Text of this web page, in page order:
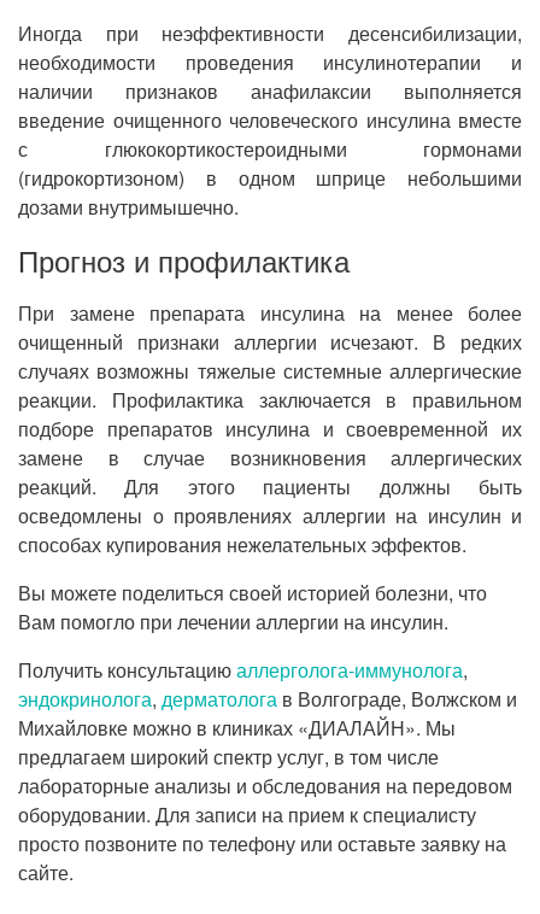
Иногда при неэффективности десенсибилизации,
необходимости проведения инсулинотерапии и
наличии признаков анафилаксии выполняется
введение очищенного человеческого инсулина вместе
с глюкокортикостероидными гормонами
(гидрокортизоном) в одном шприце небольшими
дозами внутримышечно.
Прогноз и профилактика
При замене препарата инсулина на менее более
очищенный признаки аллергии исчезают. В редких
случаях возможны тяжелые системные аллергические
реакции. Профилактика заключается в правильном
подборе препаратов инсулина и своевременной их
замене в случае возникновения аллергических
реакций. Для этого пациенты должны быть
осведомлены о проявлениях аллергии на инсулин и
способах купирования нежелательных эффектов.
Вы можете поделиться своей историей болезни, что
Вам помогло при лечении аллергии на инсулин.
Получить консультациюаллерголога-иммунолога,
эндокринолога, дерматолога в Волгограде, Волжском и
Михайловке можно в клиниках «ДИАЛАЙН». Мы
предлагаем широкий спектр услуг, в том числе
лабораторные анализы и обследования на передовом
оборудовании. Для записи на прием к специалисту
просто позвоните по телефону или оставьте заявку на
сайте.